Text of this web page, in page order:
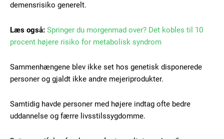
Gratis
Praesent euismod ac
Ut mollis pellentesque tortor
demensrisiko generelt.
Læs også: Springer du morgenmad over? Det kobles til 10
procent højere risiko for metabolisk syndrom
Sammenhængene blev ikke set hos genetisk disponerede
personer og gjaldt ikke andre mejeriprodukter.
Samtidig havde personer med højere indtag ofte bedre
uddannelse og færre livsstilssygdomme.